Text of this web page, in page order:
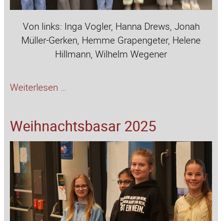
Von links: Inga Vogler, Hanna Drews, Jonah
Müller-Gerken, Hemme Grapengeter, Helene
Hillmann, Wilhelm Wegener
Weiterlesen …
Klassen
Weihnachtsbasar 2025